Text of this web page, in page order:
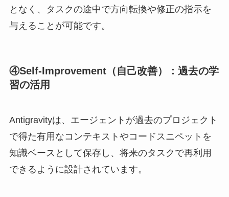
となく、タスクの途中で方向転換や修正の指示を
与えることが可能です。
④Self-Improvement（自己改善）：過去の学
習の活用
Antigravityは、エージェントが過去のプロジェクト
で得た有用なコンテキストやコードスニペットを
知識ベースとして保存し、将来のタスクで再利用
できるように設計されています。